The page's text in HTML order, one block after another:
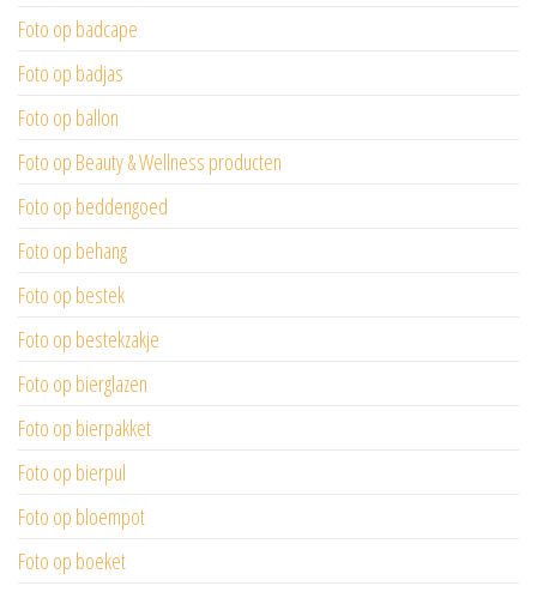
Foto op badcape
Foto op badjas
Foto op ballon
Foto op Beauty & Wellness producten
Foto op beddengoed
Foto op behang
Foto op bestek
Foto op bestekzakje
Foto op bierglazen
Foto op bierpakket
Foto op bierpul
Foto op bloempot
Foto op boeket